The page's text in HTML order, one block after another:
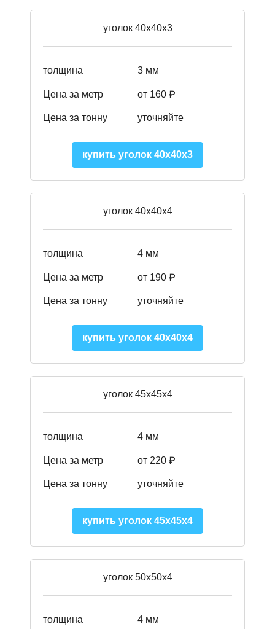
уголок 40х40х3
толщина 3 мм
Цена за метр от 160 ₽
Цена за тонну уточняйте
купить уголок 40х40х3
уголок 40х40х4
толщина 4 мм
Цена за метр от 190 ₽
Цена за тонну уточняйте
купить уголок 40х40х4
уголок 45х45х4
толщина 4 мм
Цена за метр от 220 ₽
Цена за тонну уточняйте
купить уголок 45х45х4
уголок 50х50х4
толщина 4 мм